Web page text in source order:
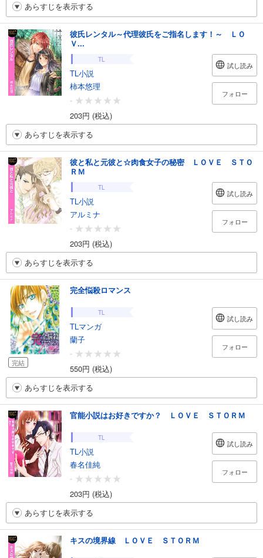
あらすじを表示する
彼氏レンタル～代理彼氏をご指名します！～ ＬＯ
Ｖ...
TL
TL小説
柿本悠理
-
203円 (税込)
試し読み
フォロー
あらすじを表示する
彼と私と元彼と☆肉食女子の秘密 ＬＯＶＥ ＳＴＯ
ＲＭ
TL
TL小説
アルミナ
-
203円 (税込)
試し読み
フォロー
あらすじを表示する
完結
完全悩殺ロマンス
TL
TLマンガ
蘭子
-
550円 (税込)
試し読み
フォロー
あらすじを表示する
官能小説はお好きですか？ ＬＯＶＥ ＳＴＯＲＭ
TL
TL小説
春名佳純
-
203円 (税込)
試し読み
フォロー
あらすじを表示する
キスの境界線 ＬＯＶＥ ＳＴＯＲＭ